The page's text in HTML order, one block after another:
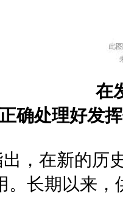
在
确处理好发
在新的历
。长期以来